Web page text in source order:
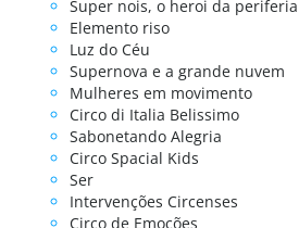
Super nois, o heroi da periferia
Elemento riso
Luz do Céu
Supernova e a grande nuvem
Mulheres em movimento
Circo di Italia Belissimo
Sabonetando Alegria
Circo Spacial Kids
Ser
Intervenções Circenses
Circo de Emoções